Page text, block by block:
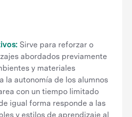
Sirve para reforzar o
abordados previamente
y materiales
la autonomía de los alumnos
con un tiempo limitado
igual forma responde a las
y estilos de aprendizaje al